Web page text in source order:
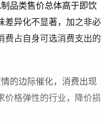
品类售价总体高于即饮
差异化不显著，加之非必
费占自身可选消费支出的
的边际催化，消费出现
价格弹性的行业，降价损